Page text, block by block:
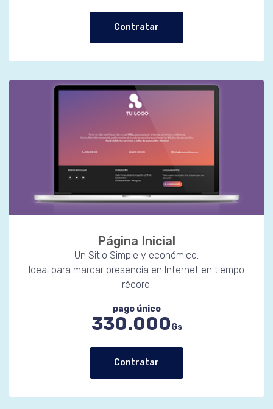
Contratar
Página Inicial
Un Sitio Simple y económico.
Ideal para marcar presencia en Internet en tiempo
récord.
pago único
330.000Gs
Contratar